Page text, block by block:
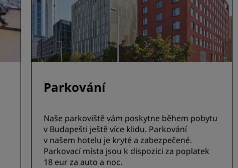
Parkování
Naše parkoviště vám poskytne během pobytu
v Budapešti ještě více klidu. Parkování
v našem hotelu je kryté a zabezpečené.
Parkovací místa jsou k dispozici za poplatek
18 eur za auto a noc.